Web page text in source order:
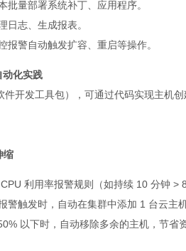
批量部署系统补丁、应用程序。
日志、生成报表。
报警自动触发扩容、重启等操作。
化实践
件开发工具包），可通过代码实现主机
缩
利用率报警规则（如持续 10 分钟 >
警触发时，自动在集群中添加 1 台云主
以下时，自动移除多余的主机，节省